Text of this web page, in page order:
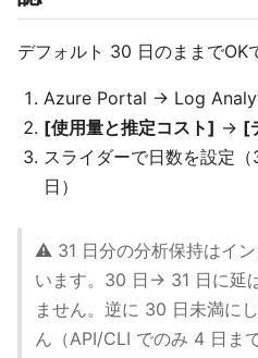
デフォルト 30 日のままでOK
Azure Portal → Log
[使用量と推定コスト] → [
スライダーで日数を設定
日）
⚠️ 31 日分の分析保持はイ
います。30 日→ 31 日に延
ません。逆に 30 日未満に
ん（API/CLI でのみ 4 日ま